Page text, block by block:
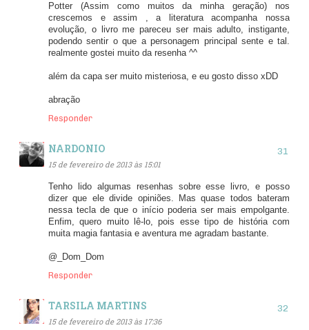
Potter (Assim como muitos da minha geração) nos
crescemos e assim , a literatura acompanha nossa
evolução, o livro me pareceu ser mais adulto, instigante,
podendo sentir o que a personagem principal sente e tal.
realmente gostei muito da resenha ^^
além da capa ser muito misteriosa, e eu gosto disso xDD
abração
Responder
NARDONIO
15 de fevereiro de 2013 às 15:01
Tenho lido algumas resenhas sobre esse livro, e posso
dizer que ele divide opiniões. Mas quase todos bateram
nessa tecla de que o início poderia ser mais empolgante.
Enfim, quero muito lê-lo, pois esse tipo de história com
muita magia fantasia e aventura me agradam bastante.
@_Dom_Dom
Responder
TARSILA MARTINS
15 de fevereiro de 2013 às 17:36